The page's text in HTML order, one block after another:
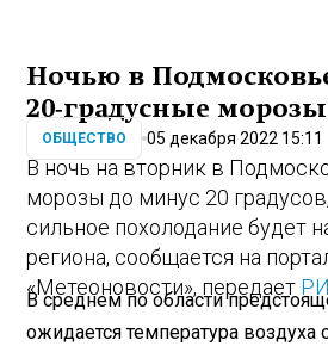
Ночью в
20‑градусные морозы
ОБЩЕСТВО 05 декабря 2022 15:11
В ночь на вторник в
морозы до минус 20
сильное похолодание будет
региона, сообщается на
«Метеоновости», передает
В среднем по области
ожидается температура воздуха